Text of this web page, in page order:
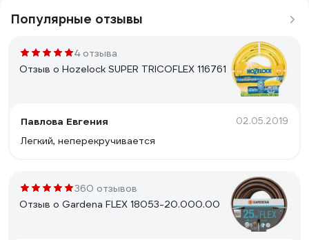
Популярные отзывы
4 отзыва
Отзыв о Hozelock SUPER TRICOFLEX 116761
Павлова Евгения 02.05.2019
Легкий, неперекручивается
360 отзывов
Отзыв о Gardena FLEX 18053-20.000.00